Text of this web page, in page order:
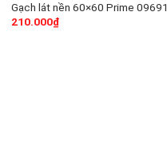
Gạch lát nền 60×60 Prime 09691
210.000₫